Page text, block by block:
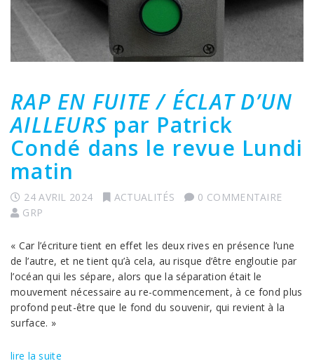
RAP EN FUITE / ÉCLAT D’UN
AILLEURS par Patrick
Condé dans le revue Lundi
matin
24 AVRIL 2024 ACTUALITÉS
0 COMMENTAIRE
GRP
« Car l’écriture tient en effet les deux rives en présence l’une
de l’autre, et ne tient qu’à cela, au risque d’être engloutie par
l’océan qui les sépare, alors que la séparation était le
mouvement nécessaire au re-commencement, à ce fond plus
profond peut-être que le fond du souvenir, qui revient à la
surface. »
lire la suite